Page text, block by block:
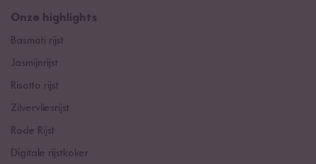
Onze highlights
Basmati rijst
Jasmijnrijst
Risotto rijst
Zilvervliesrijst
Rode Rijst
Digitale rijstkoker